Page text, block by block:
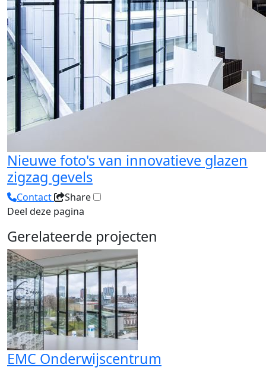
Nieuwe foto's van innovatieve glazen
zigzag gevels
Contact
Share
Deel deze pagina
Gerelateerde projecten
EMC Onderwijscentrum